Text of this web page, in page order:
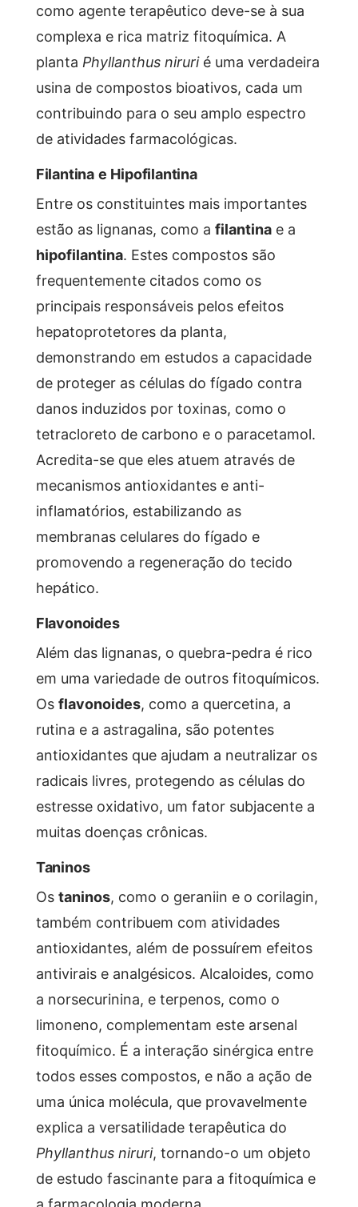
como agente terapêutico deve-se à sua
complexa e rica matriz fitoquímica. A
planta Phyllanthus nirurié uma verdadeira
usina de compostos bioativos, cada um
contribuindo para o seu amplo espectro
de atividades farmacológicas.
Filantina e Hipofilantina
Entre os constituintes mais importantes
estão as lignanas, como a filantinae a
hipofilantina. Estes compostos são
frequentemente citados como os
principais responsáveis pelos efeitos
hepatoprotetores da planta,
demonstrando em estudos a capacidade
de proteger as células do fígado contra
danos induzidos por toxinas, como o
tetracloreto de carbono e o paracetamol.
Acredita-se que eles atuem através de
mecanismos antioxidantes e anti-
inflamatórios, estabilizando as
membranas celulares do fígado e
promovendo a regeneração do tecido
hepático.
Flavonoides
Além das lignanas, o quebra-pedra é rico
em uma variedade de outros fitoquímicos.
Os flavonoides, como a quercetina, a
rutina e a astragalina, são potentes
antioxidantes que ajudam a neutralizar os
radicais livres, protegendo as células do
estresse oxidativo, um fator subjacente a
muitas doenças crônicas.
Taninos
Os taninos, como o geraniin e o corilagin,
também contribuem com atividades
antioxidantes, além de possuírem efeitos
antivirais e analgésicos. Alcaloides, como
a norsecurinina, e terpenos, como o
limoneno, complementam este arsenal
fitoquímico. É a interação sinérgica entre
todos esses compostos, e não a ação de
uma única molécula, que provavelmente
explica a versatilidade terapêutica do
Phyllanthus niruri, tornando-o um objeto
de estudo fascinante para a fitoquímica e